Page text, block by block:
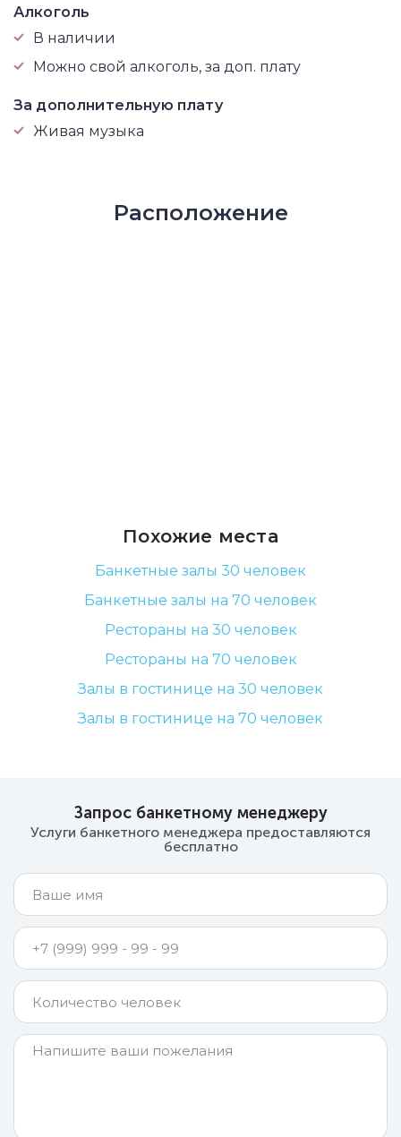
Алкоголь
В наличии
Можно свой алкоголь, за доп. плату
За дополнительную плату
Живая музыка
Расположение
Похожие места
Банкетные залы 30 человек
Банкетные залы на 70 человек
Рестораны на 30 человек
Рестораны на 70 человек
Залы в гостинице на 30 человек
Залы в гостинице на 70 человек
Запрос банкетному менеджеру
Услуги банкетного менеджера предоставляются
бесплатно